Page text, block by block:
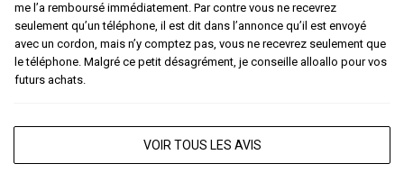
me l’a remboursé immédiatement. Par contre vous ne recevrez
seulement qu’un téléphone, il est dit dans l’annonce qu’il est envoyé
avec un cordon, mais n’y comptez pas, vous ne recevrez seulement que
le téléphone. Malgré ce petit désagrément, je conseille alloallo pour vos
futurs achats.
VOIR TOUS LES AVIS